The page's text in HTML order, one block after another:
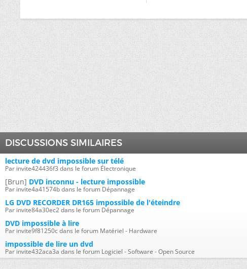
DISCUSSIONS SIMILAIRES
lecture de dvd impossible sur télé
Par invite424436f3 dans le forum Électronique
[Brun] DVD inconnu - lecture impossible
Par invite4a41574b dans le forum Dépannage
LG DVD RECORDER DR165 impossible de l'éteindre
Par invite84a30ec2 dans le forum Dépannage
DVD impossible à lire
Par invite9f81250c dans le forum Matériel - Hardware
impossible de lire un dvd
Par invite432aca3a dans le forum Logiciel - Software - Open Source